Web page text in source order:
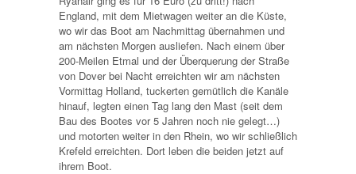
England, mit dem Mietwagen weiter an die Küste,
wo wir das Boot am Nachmittag übernahmen und
am nächsten Morgen ausliefen. Nach einem über
200-Meilen Etmal und der Überquerung der Straße
von Dover bei Nacht erreichten wir am nächsten
Vormittag Holland, tuckerten gemütlich die Kanäle
hinauf, legten einen Tag lang den Mast (seit dem
Bau des Bootes vor 5 Jahren noch nie gelegt…)
und motorten weiter in den Rhein, wo wir schließlich
Krefeld erreichten. Dort leben die beiden jetzt auf
ihrem Boot.